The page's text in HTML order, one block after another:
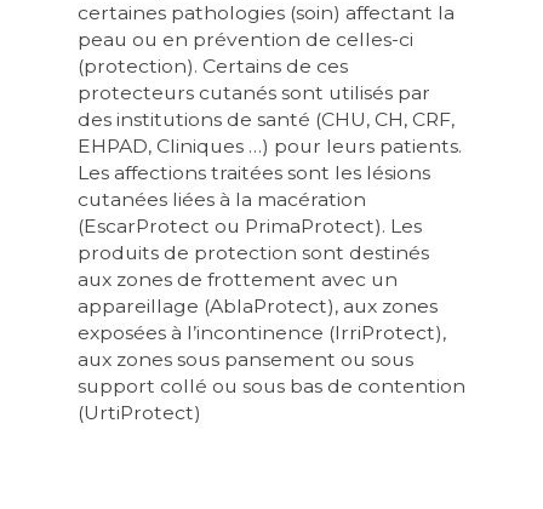
certaines pathologies (soin) affectant la
peau ou en prévention de celles-ci
(protection). Certains de ces
protecteurs cutanés sont utilisés par
des institutions de santé (CHU, CH, CRF,
EHPAD, Cliniques …) pour leurs patients.
Les affections traitées sont les lésions
cutanées liées à la macération
(EscarProtect ou PrimaProtect). Les
produits de protection sont destinés
aux zones de frottement avec un
appareillage (AblaProtect), aux zones
exposées à l’incontinence (IrriProtect),
aux zones sous pansement ou sous
support collé ou sous bas de contention
(UrtiProtect)